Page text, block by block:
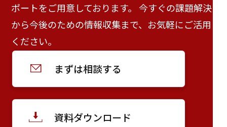
ポートをご用意しております。 今すぐの課題解決
から今後のための情報収集まで、お気軽にご活用
ください。
まずは相談する
資料ダウンロード